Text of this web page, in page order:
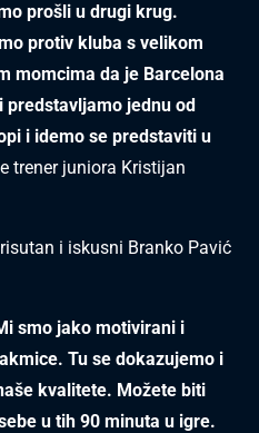
prošli u drugi krug.
protiv kluba s velikom
momcima da je Barcelona
predstavljamo jednu od
i idemo se predstaviti u
trener juniora Kristijan
i iskusni Branko Pavić
smo jako motivirani i
Tu se dokazujemo i
kvalitete. Možete biti
u tih 90 minuta u igre.